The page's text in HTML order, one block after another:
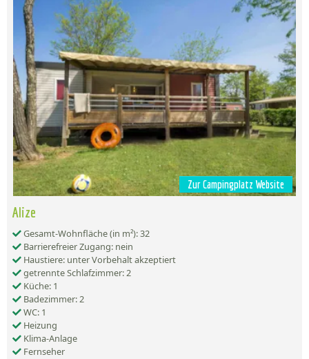
Zur Campingplatz Website
Alize
Gesamt-Wohnfläche (in m²): 32
Barrierefreier Zugang: nein
Haustiere: unter Vorbehalt akzeptiert
getrennte Schlafzimmer: 2
Küche: 1
Badezimmer: 2
WC: 1
Heizung
Klima-Anlage
Fernseher